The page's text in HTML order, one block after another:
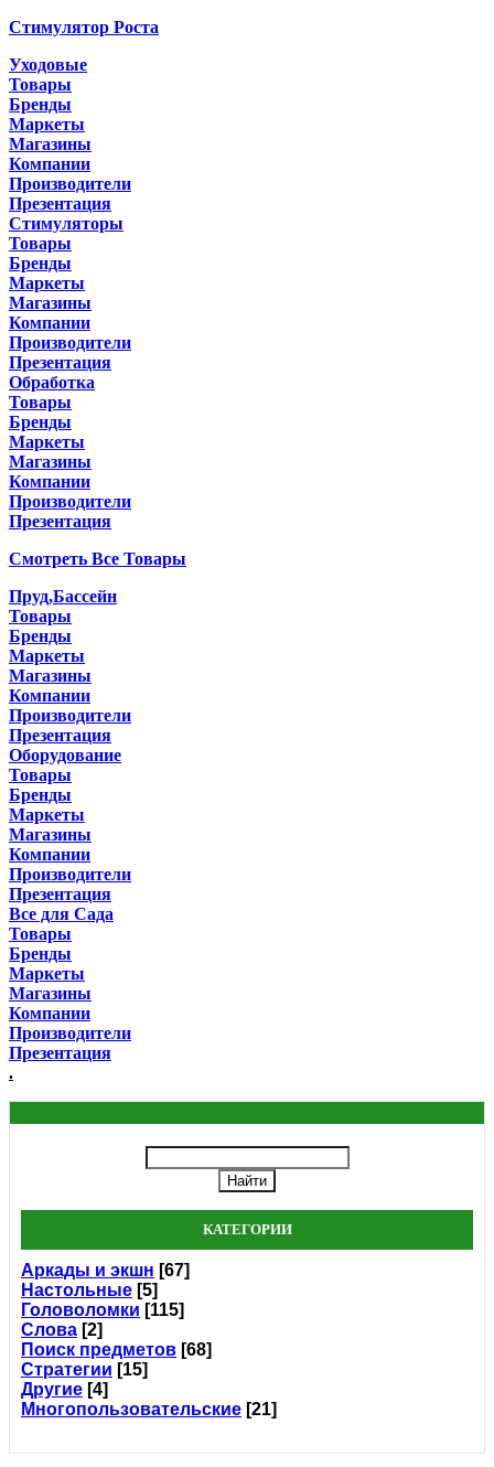
Стимулятор Роста
Уходовые
Товары
Бренды
Маркеты
Магазины
Компании
Производители
Презентация
Стимуляторы
Товары
Бренды
Маркеты
Магазины
Компании
Производители
Презентация
Обработка
Товары
Бренды
Маркеты
Магазины
Компании
Производители
Презентация
Смотреть Все Товары
Пруд,Бассейн
Товары
Бренды
Маркеты
Магазины
Компании
Производители
Презентация
Оборудование
Товары
Бренды
Маркеты
Магазины
Компании
Производители
Презентация
Все для Сада
Товары
Бренды
Маркеты
Магазины
Компании
Производители
Презентация
.
КАТЕГОРИИ
Аркады и экшн [67]
Настольные [5]
Головоломки [115]
Слова [2]
Поиск предметов [68]
Стратегии [15]
Другие [4]
Многопользовательские [21]